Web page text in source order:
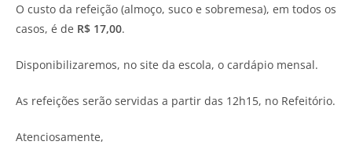
O custo da refeição (almoço, suco e sobremesa), em todos os
casos, é de R$ 17,00.
Disponibilizaremos, no site da escola, o cardápio mensal.
As refeições serão servidas a partir das 12h15, no Refeitório.
Atenciosamente,